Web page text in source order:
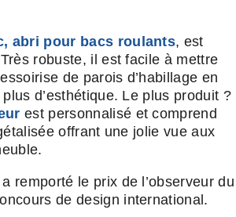
abri pour bacs roulants, est
robuste, il est facile à mettre
de parois d’habillage en
d’esthétique. Le plus produit ?
est personnalisé et comprend
offrant une jolie vue aux
remporté le prix de l’observeur du
de design international.